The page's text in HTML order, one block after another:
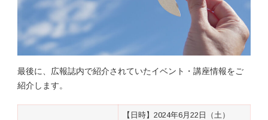
最後に、広報誌内で紹介されていたイベント・講座情報をご
紹介します。
【日時】2024年6月22日（土）